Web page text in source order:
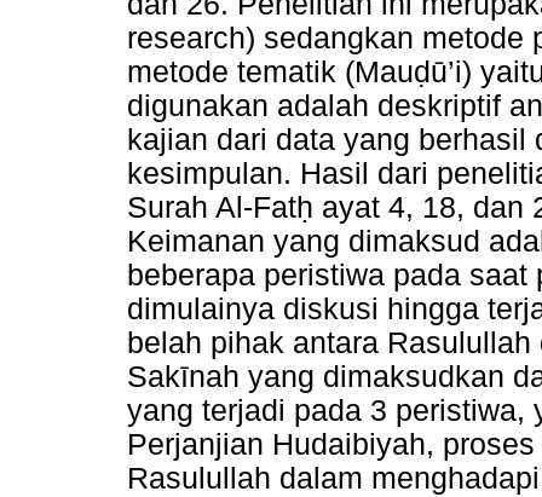
research) sedangkan metode
metode tematik (Mauḍū’i)
digunakan adalah deskriptif
kajian dari data yang
kesimpulan. Hasil dari
Surah Al-Fatḥ ayat 4, 18, dan
Keimanan yang dimaksud
beberapa peristiwa pada
dimulainya diskusi hingga
belah pihak antara
Sakīnah yang dimaksudkan
yang terjadi pada 3 peristiwa,
Perjanjian Hudaibiyah,
Rasulullah dalam